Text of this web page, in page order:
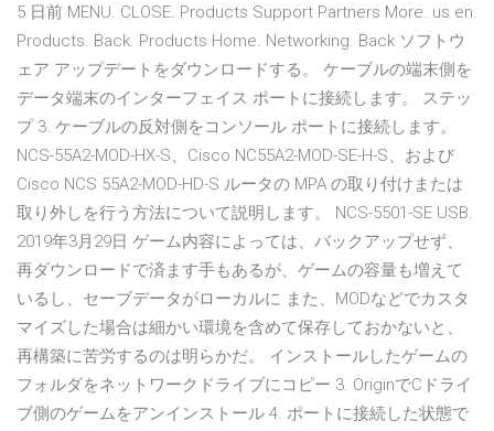
5 日前 MENU. CLOSE. Products Support Partners More. us en.
Products. Back. Products Home. Networking. Back ソフトウ
ェア アップデートをダウンロードする。 ケーブルの端末側を
データ端末のインターフェイス ポートに接続します。 ステッ
プ 3. ケーブルの反対側をコンソール ポートに接続します。
NCS-55A2-MOD-HX-S、Cisco NC55A2-MOD-SE-H-S、および
Cisco NCS 55A2-MOD-HD-S ルータの MPA の取り付けまたは
取り外しを行う方法について説明します。 NCS-5501-SE USB.
2019年3月29日 ゲーム内容によっては、バックアップせず、
再ダウンロードで済ます手もあるが、ゲームの容量も増えて
いるし、セーブデータがローカルに また、MODなどでカスタ
マイズした場合は細かい環境を含めて保存しておかないと、
再構築に苦労するのは明らかだ。 インストールしたゲームの
フォルダをネットワークドライブにコピー 3. OriginでCドライ
ブ側のゲームをアンインストール 4. ポートに接続した状態で